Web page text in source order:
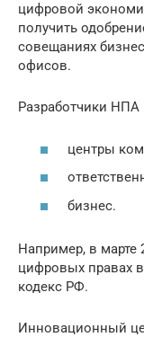
цифровой
получить
совещаниях
офисов.
Разработчики НПА
центры
бизнес.
Например, в марте
цифровых правах
кодекс РФ.
Инновационный